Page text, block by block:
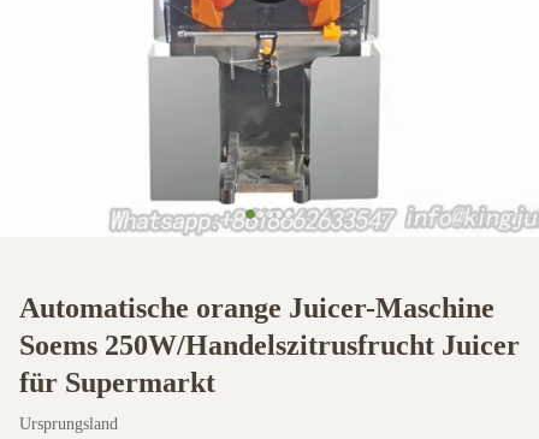
Automatische orange Juicer-Maschine
Soems 250W/Handelszitrusfrucht Juicer
für Supermarkt
Ursprungsland